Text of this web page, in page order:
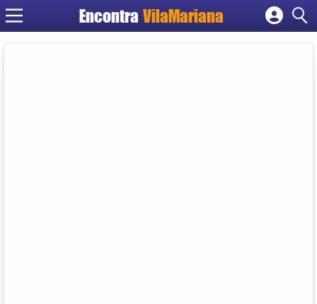
EncontraVilaMariana
Cadastrar empresa